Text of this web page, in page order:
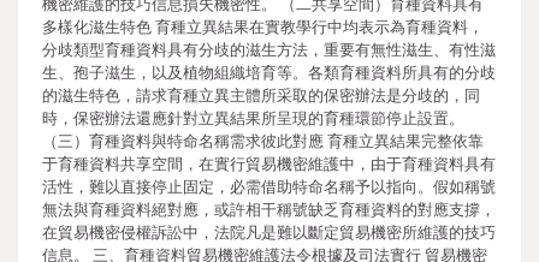
多樣化滋生特色 育種立異結果在實教學行中均表示為育種資料，
分歧類型育種資料具有分歧的滋生方法，重要有無性滋生、有性滋
生、孢子滋生，以及植物組織培育等。各類育種資料所具有的分歧
的滋生特色，請求育種立異主體所采取的保密辦法是分歧的，同
時，保密辦法還應針對立異結果所呈現的育種環節停止設置。
（三）育種資料與特命名稱需求彼此對應 育種立異結果完整依靠
于育種資料共享空間，在實行貿易機密維護中，由于育種資料具有
活性，難以直接停止固定，必需借助特命名稱予以指向。假如稱號
無法與育種資料絕對應，或許相干稱號缺乏育種資料的對應支撐，
在貿易機密侵權訴訟中，法院凡是難以斷定貿易機密所維護的技巧
信息。 三、育種資料貿易機密維護法令根據及司法實行 貿易機密